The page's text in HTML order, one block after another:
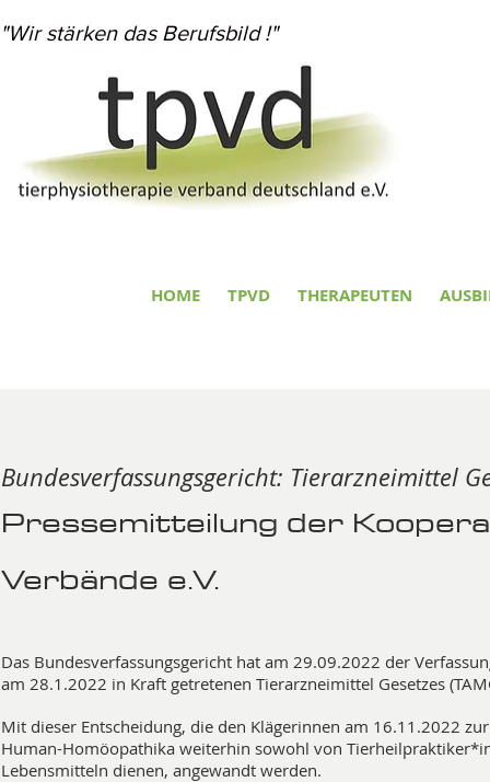
"Wir stärken das Berufsbild !"
HOME TPVD THERAPEUTEN
Bundesverfassungsgericht: Tierarzneimittel
Pressemitteilung der
Verbände e.V.
Das Bundesverfassungsgericht hat am 29.09.2022 der
am 28.1.2022 in Kraft getretenen Tierarzneimittel Gesetzes
Mit dieser Entscheidung, die den Klägerinnen am 16.11.2022
Human-Homöopathika weiterhin sowohl von
Lebensmitteln dienen, angewandt werden.